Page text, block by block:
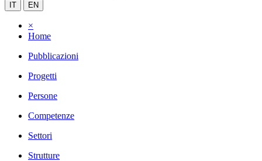
IT EN
×
Home
Pubblicazioni
Progetti
Persone
Competenze
Settori
Strutture